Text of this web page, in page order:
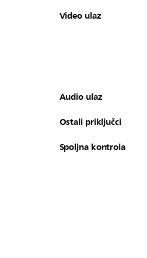
Video ulaz
Audio ulaz
Ostali priključci
Spoljna kontrola